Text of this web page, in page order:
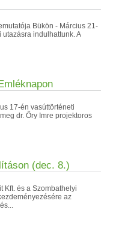
Bükön - Március 21-
indulhattunk. A
17-én vasúttörténeti
dr. Őry Imre projektoros
(dec. 8.)
Kft. és a Szombathelyi
az